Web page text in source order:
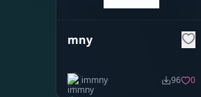
mny
immny 96 0